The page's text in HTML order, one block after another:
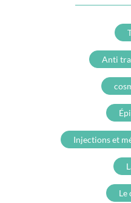
Anti
Injections et
Le